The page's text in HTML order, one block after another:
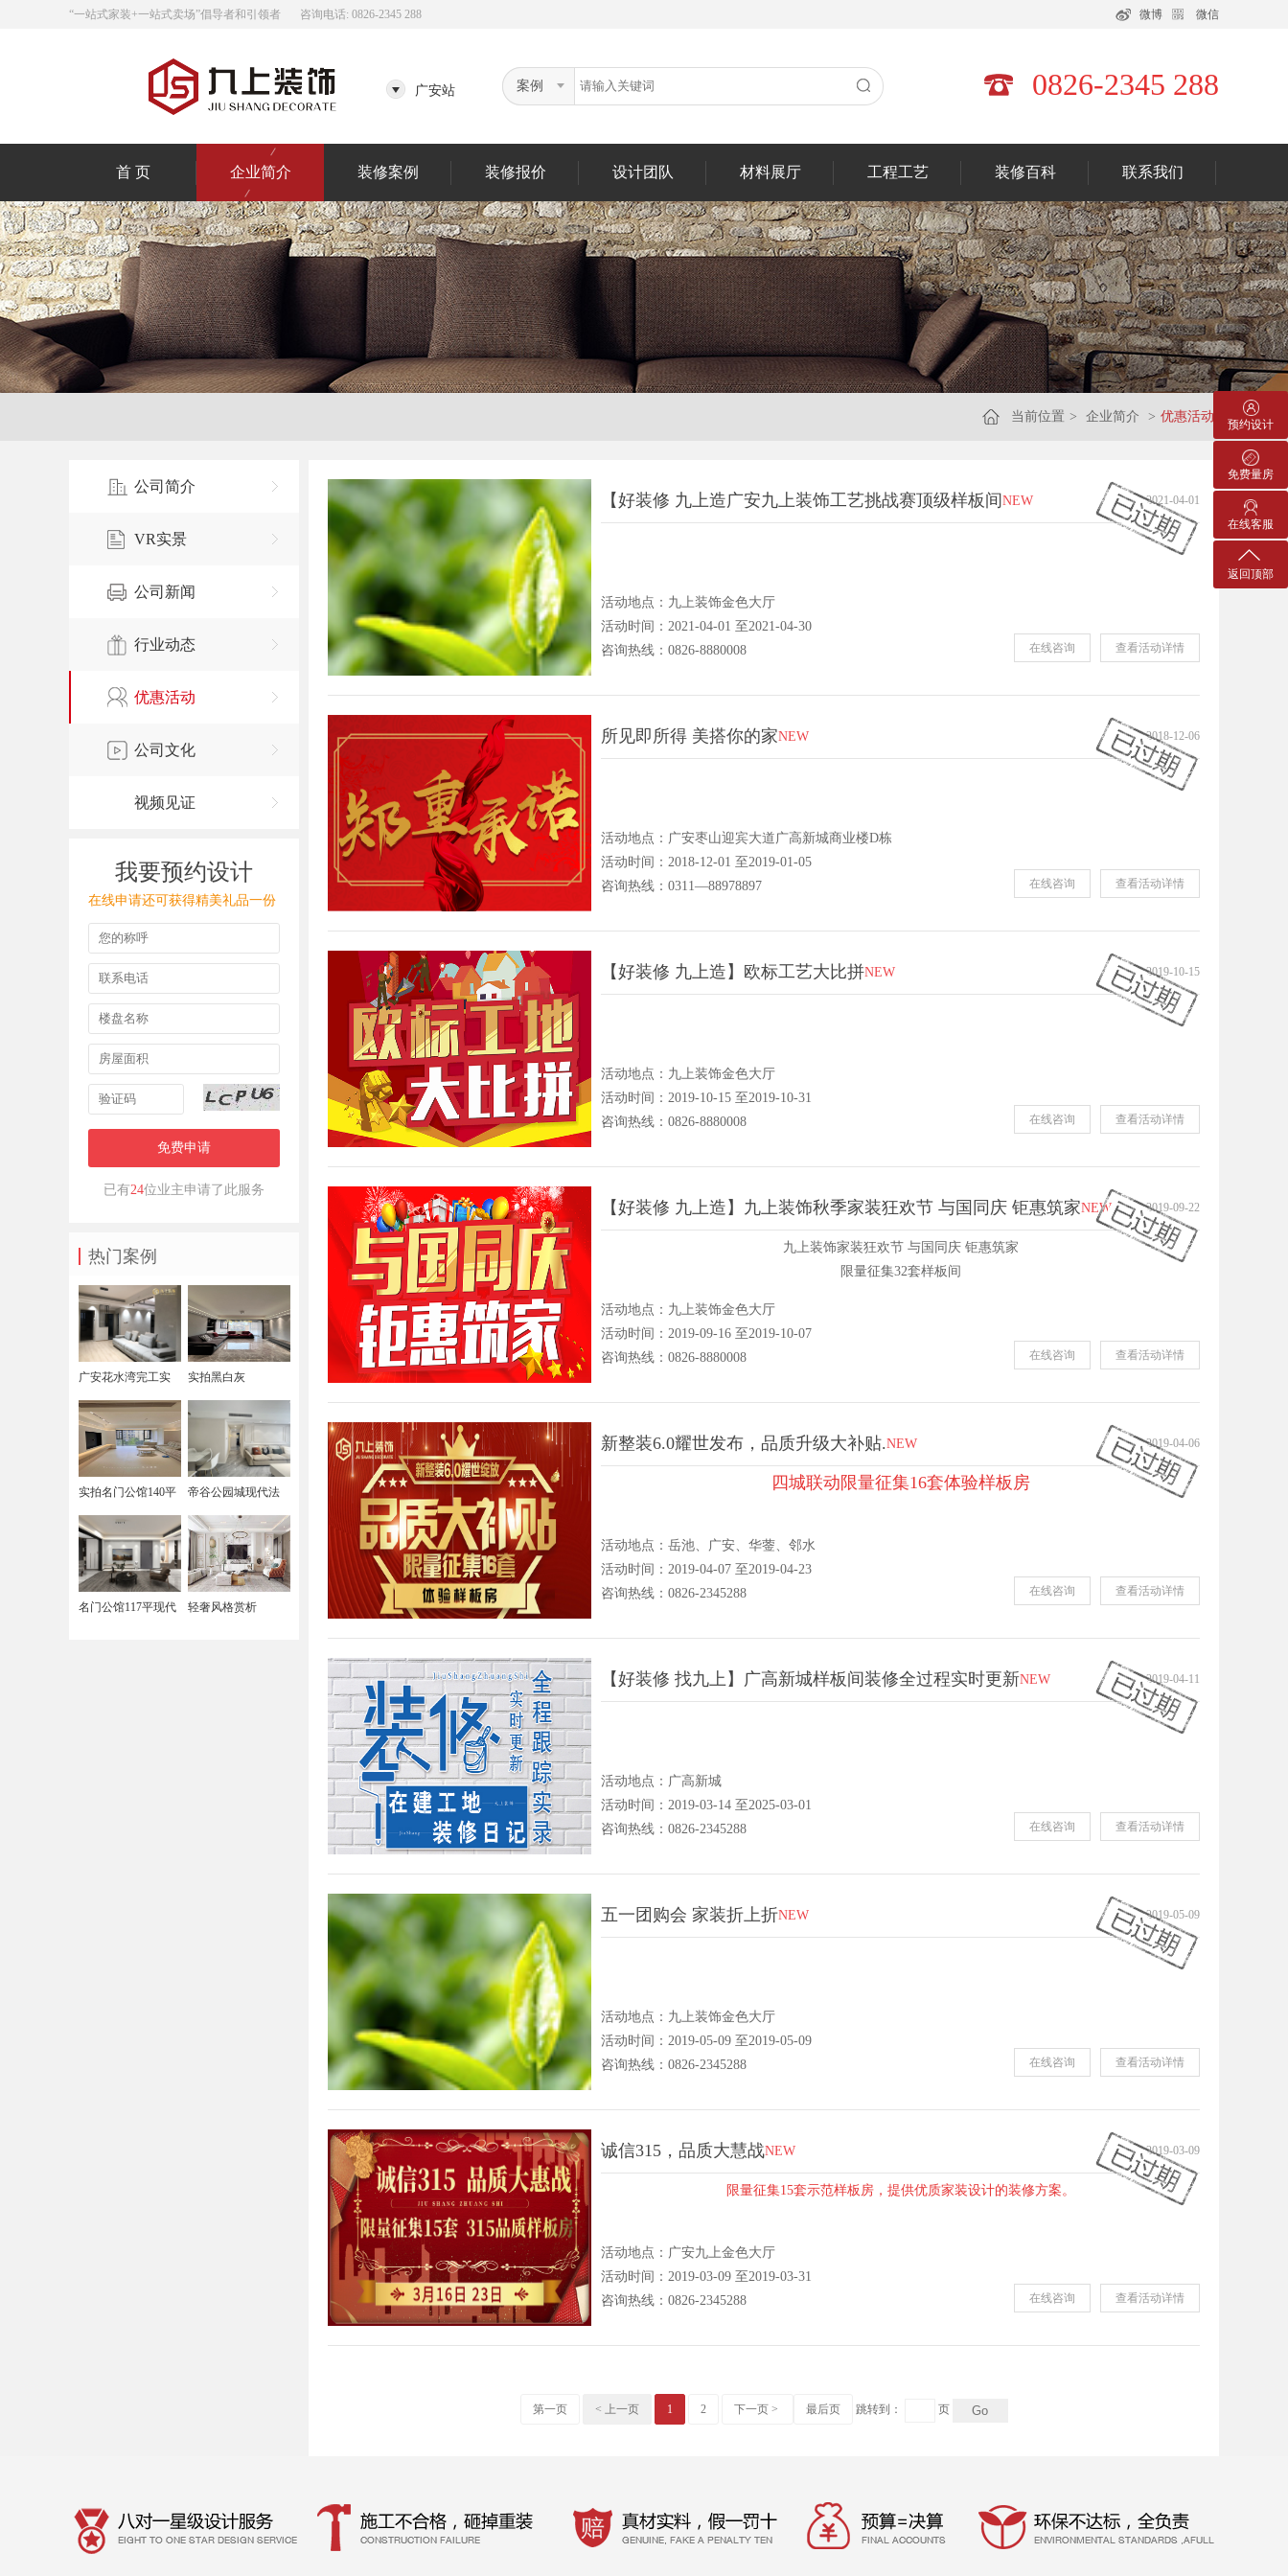
“一站式家装+一站式卖场”倡导者和引领者 咨询电话: 0826-2345 288 微博 微信
广安站 案例 0826-2345 288
首 页 企业简介 装修案例 装修报价 设计团队 材料展厅 工程工艺 装修百科 联系我们
当前位置 > 企业简介 > 优惠活动
【好装修 九上造广安九上装饰工艺挑战赛顶级样板间 NEW 2021-04-01
活动地点：九上装饰金色大厅
活动时间：2021-04-01 至2021-04-30
咨询热线：0826-8880008
在线咨询 查看活动详情
所见即所得 美搭你的家NEW 2018-12-06
活动地点：广安枣山迎宾大道广高新城商业楼D栋
活动时间：2018-12-01 至2019-01-05
咨询热线：0311—88978897
在线咨询 查看活动详情
【好装修 九上造】欧标工艺大比拼NEW 2019-10-15
活动地点：九上装饰金色大厅
活动时间：2019-10-15 至2019-10-31
咨询热线：0826-8880008
在线咨询 查看活动详情
【好装修 九上造】九上装饰秋季家装狂欢节 与国同庆 钜惠筑家NEW 2019-09-22
九上装饰家装狂欢节 与国同庆 钜惠筑家
限量征集32套样板间
活动地点：九上装饰金色大厅
活动时间：2019-09-16 至2019-10-07
咨询热线：0826-8880008
在线咨询 查看活动详情
新整装6.0耀世发布，品质升级大补贴.NEW 2019-04-06
四城联动限量征集16套体验样板房
活动地点：岳池、广安、华蓥、邻水
活动时间：2019-04-07 至2019-04-23
咨询热线：0826-2345288
在线咨询 查看活动详情
【好装修 找九上】广高新城样板间装修全过程实时更新NEW 2019-04-11
活动地点：广高新城
活动时间：2019-03-14 至2025-03-01
咨询热线：0826-2345288
在线咨询 查看活动详情
五一团购会 家装折上折NEW 2019-05-09
活动地点：九上装饰金色大厅
活动时间：2019-05-09 至2019-05-09
咨询热线：0826-2345288
在线咨询 查看活动详情
诚信315，品质大慧战NEW 2019-03-09
限量征集15套示范样板房，提供优质家装设计的装修方案。
活动地点：广安九上金色大厅
活动时间：2019-03-09 至2019-03-31
咨询热线：0826-2345288
在线咨询 查看活动详情
第一页 < 上一页 1 2 下一页 > 最后页 跳转到： 页
公司简介
VR实景
公司新闻
行业动态
优惠活动
公司文化
视频见证
我要预约设计
在线申请还可获得精美礼品一份
免费申请
已有24位业主申请了此服务
热门案例
广安花水湾完工实
拍
实拍黑白灰
实拍名门公馆140平
奶油风
帝谷公园城现代法
式奶油风
名门公馆117平现代 轻奢风格赏析
预约设计
免费量房
在线客服
返回顶部